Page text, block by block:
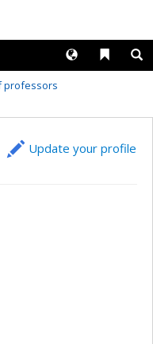
Liens
Langues
professors
Update your profile